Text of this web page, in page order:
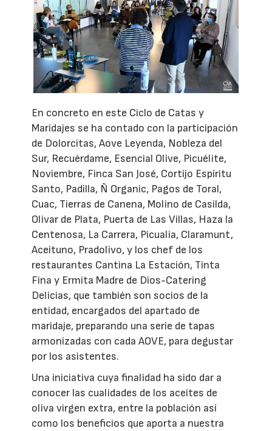
En concreto en este Ciclo de Catas y
Maridajes se ha contado con la participación
de Dolorcitas, Aove Leyenda, Nobleza del
Sur, Recuérdame, Esencial Olive, Picuélite,
Noviembre, Finca San José, Cortijo Espíritu
Santo, Padilla, Ñ Organic, Pagos de Toral,
Cuac, Tierras de Canena, Molino de Casilda,
Olivar de Plata, Puerta de Las Villas, Haza la
Centenosa, La Carrera, Picualia, Claramunt,
Aceituno, Pradolivo, y los chef de los
restaurantes Cantina La Estación, Tinta
Fina y Ermita Madre de Dios-Catering
Delicias, que también son socios de la
entidad, encargados del apartado de
maridaje, preparando una serie de tapas
armonizadas con cada AOVE, para degustar
por los asistentes.
Una iniciativa cuya finalidad ha sido dar a
conocer las cualidades de los aceites de
oliva virgen extra, entre la población así
como los beneficios que aporta a nuestra